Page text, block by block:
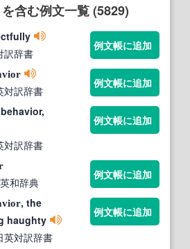
含む例文一覧 (5829)
訳辞書
例文帳に追加
対訳辞書
例文帳に追加
対訳辞書
例文帳に追加
和辞典
例文帳に追加
, the
haughty
英対訳辞書
例文帳に追加